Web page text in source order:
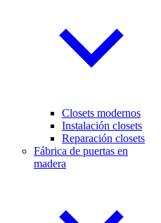
Closets modernos
Instalación closets
Reparación closets
Fábrica de puertas en
madera